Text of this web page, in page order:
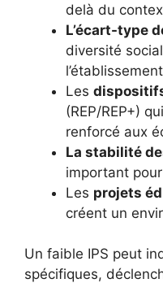
delà du
L’écart-type
diversité
l’établissement
Les
(REP/REP+)
renforcé aux
La stabilité
important
Les projets
créent un
Un faible IPS peut
spécifiques,